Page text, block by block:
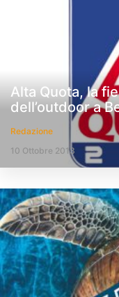
Alta Quota, la
dell’outdoor a
Redazione
10 Ottobre 2013